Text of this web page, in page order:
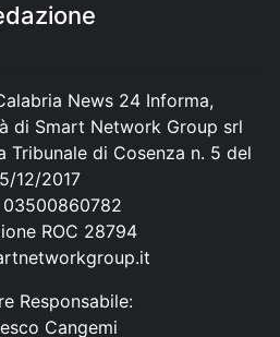
News 24 Informa,
di Smart Network Group srl
Tribunale di Cosenza n. 5 del
12/2017
03500860782
ROC 28794
Responsabile:
Cangemi